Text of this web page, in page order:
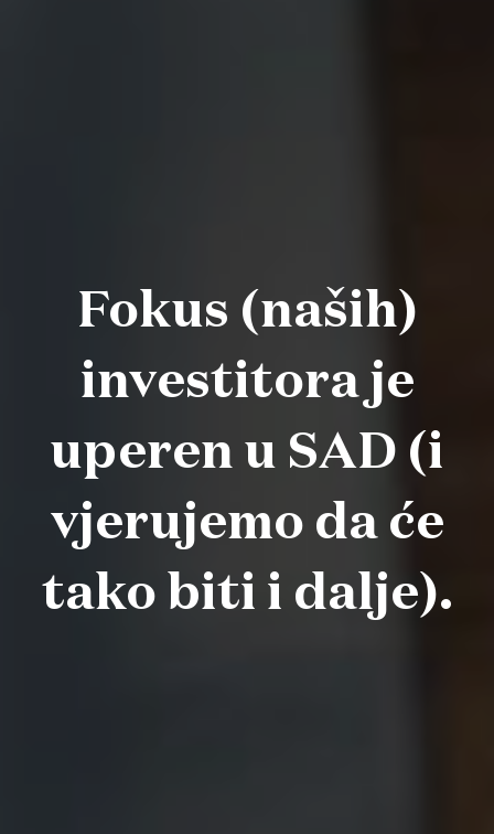
Fokus (naših)
investitora je
uperen u SAD (i
vjerujemo da će
tako biti i dalje).